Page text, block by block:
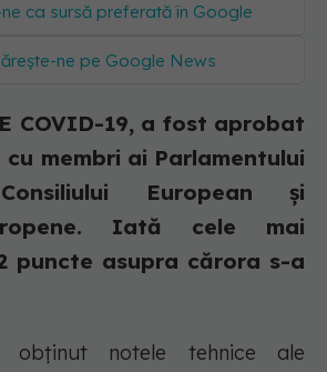
ca sursă preferată în Google
ne pe Google News
COVID-19, a fost aprobat
membri ai Parlamentului
European și
Iată cele mai
puncte asupra cărora s-a
obținut notele tehnice ale